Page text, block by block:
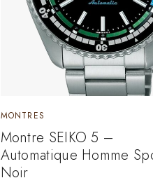
MONTRES
Montre SEIKO 5 –
Automatique Homme
Noir